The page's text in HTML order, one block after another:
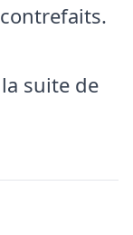
suite de